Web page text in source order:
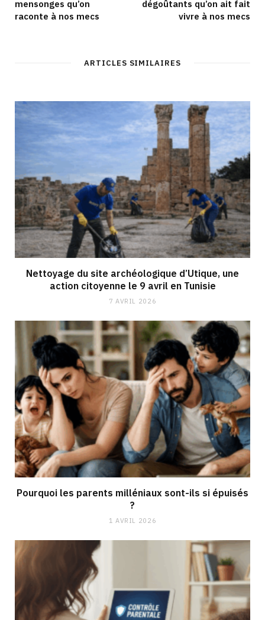
mensonges qu’on
raconte à nos mecs
dégoûtants qu’on ait fait
vivre à nos mecs
ARTICLES SIMILAIRES
Nettoyage du site archéologique d’Utique, une
action citoyenne le 9 avril en Tunisie
7 AVRIL 2026
Pourquoi les parents milléniaux sont-ils si épuisés
?
1 AVRIL 2026